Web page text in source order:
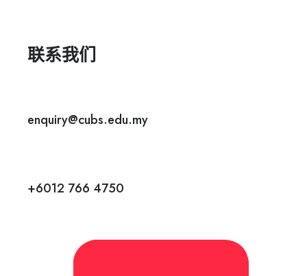
联系我们
enquiry@cubs.edu.my
+6012 766 4750